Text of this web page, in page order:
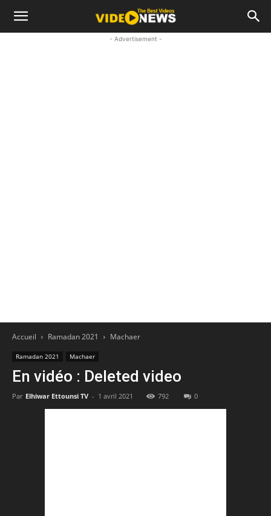
- Advertisement -
Accueil Ramadan 2021 Machaer
Ramadan 2021 Machaer
En vidéo : Deleted video
Par Elhiwar Ettounsi TV - 1 avril 2021 792 0